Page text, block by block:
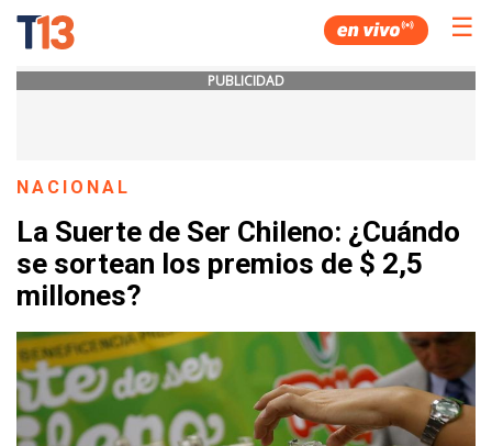
☰
PUBLICIDAD
NACIONAL
La Suerte de Ser Chileno: ¿Cuándo
se sortean los premios de $ 2,5
millones?